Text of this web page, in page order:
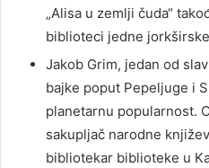
„Alisa u zemlji čuda“
biblioteci jedne
Jakob Grim, jedan od
bajke poput Pepeljuge i
planetarnu popularnost.
sakupljač narodne
bibliotekar biblioteke u